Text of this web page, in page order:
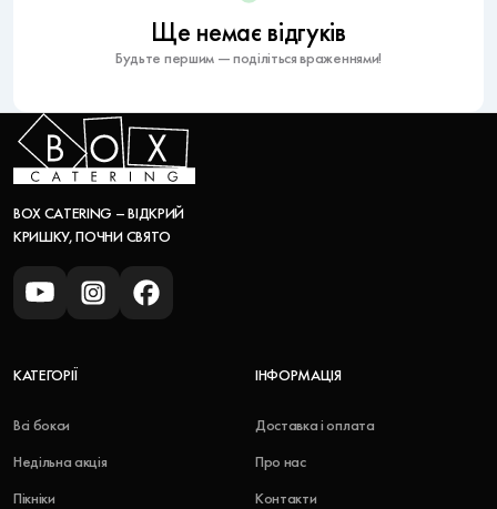
Ще немає відгуків
Будьте першим — поділіться враженнями!
BOX CATERING – ВІДКРИЙ
КРИШКУ, ПОЧНИ СВЯТО
КАТЕГОРІЇ
Всі бокси
Недільна акція
Пікніки
ІНФОРМАЦІЯ
Доставка і оплата
Про нас
Контакти